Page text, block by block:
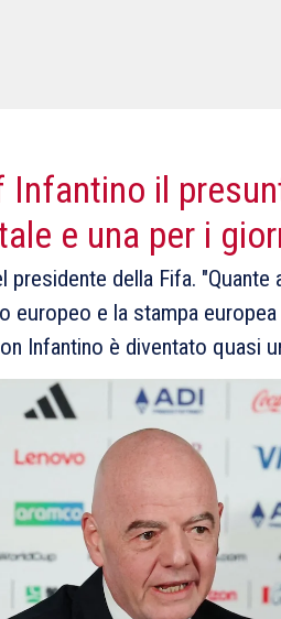
il
e una per i
presidente della Fifa.
europeo e la stampa
Infantino è diventato quasi